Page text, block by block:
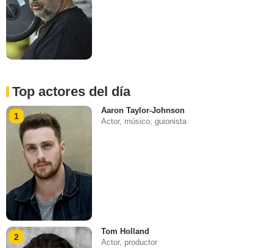
Top actores del día
1
Aaron Taylor-Johnson
Actor, músico, guionista
2
Tom Holland
Actor, productor